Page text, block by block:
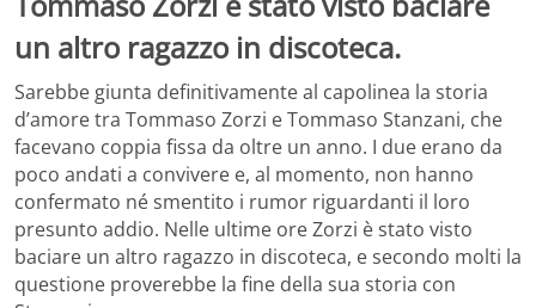
un altro ragazzo in discoteca.
Sarebbe giunta definitivamente al capolinea la storia
d’amore tra Tommaso Zorzi e Tommaso Stanzani, che
facevano coppia fissa da oltre un anno. I due erano da
poco andati a convivere e, al momento, non hanno
confermato né smentito i rumor riguardanti il loro
presunto addio. Nelle ultime ore Zorzi è stato visto
baciare un altro ragazzo in discoteca, e secondo molti la
questione proverebbe la fine della sua storia con